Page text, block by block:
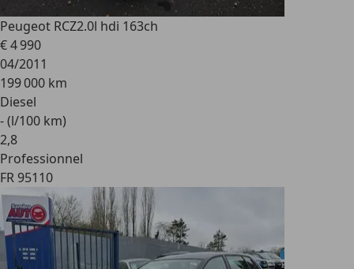
Peugeot RCZ2.0l hdi 163ch
€ 4 990
04/2011
199 000 km
Diesel
- (l/100 km)
2,8
Professionnel
FR 95110